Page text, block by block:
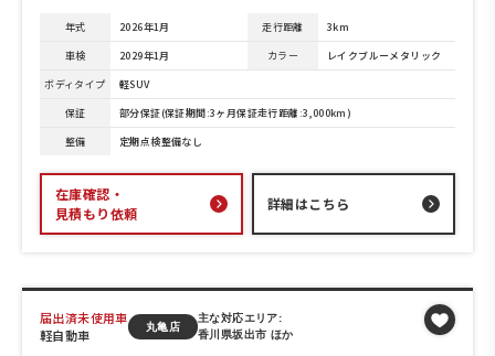
年式 2026年1月 走行距離
3km
車検
2029年1月 カラー
レイクブルーメタリック
ボディタイプ
軽SUV
保証
部分保証(保証期間:3ヶ月保証走行距離:3,000km)
整備
定期点検整備なし
在庫確認・
見積もり依頼
詳細はこちら
届出済未使用車
軽自動車
丸亀店
主な対応エリア:
香川県坂出市 ほか